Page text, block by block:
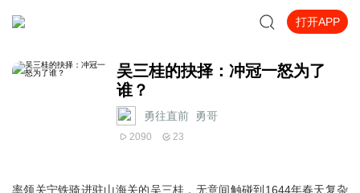
打开APP
吴三桂的抉择：冲冠一怒为了
谁？
勇往直前_勇哥
2090 23
率领关宁铁骑进驻山海关的吴三桂，无意间触碰到1644年春天复杂